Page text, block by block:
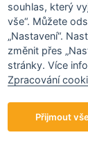
souhlas, který
vše“. Můžete
„Nastavení“.
změnit přes
stránky. Více
Zpracování
Přijmout